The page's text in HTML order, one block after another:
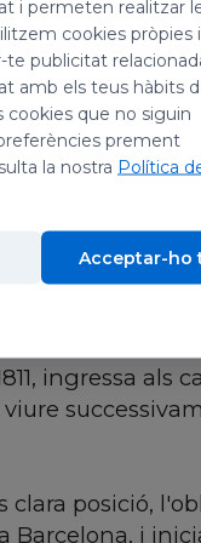
Willibrord,
de les
i després
que havia
ingressa als
clara posició,
Barcelona, i
i permeten realitzar
cookies pròpies
te publicitat
amb els teus hàbits
cookies que no siguin
prement
la nostra Política
Acceptar-ho